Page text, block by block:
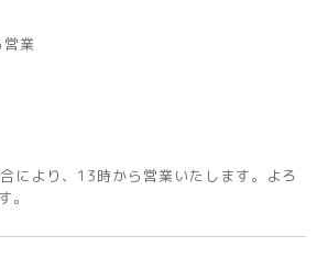
業
より、13時から営業いたします。よろ
。